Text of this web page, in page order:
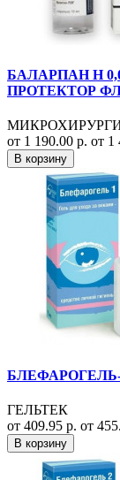
БАЛАРПАН Н
ПРОТЕКТОР
от 1 190.00 р. от 1
В корзину
ГЕЛЬТЕК
от 409.95 р. от
В корзину